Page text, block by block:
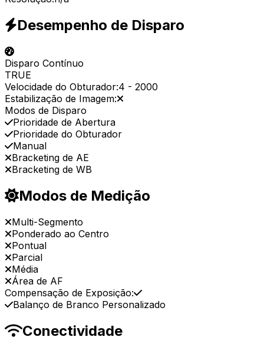
Desempenho de Disparo
Disparo Contínuo
TRUE
Velocidade do Obturador:4 - 2000
Estabilização de Imagem:
Modos de Disparo
Prioridade de Abertura
Prioridade do Obturador
Manual
Bracketing de AE
Bracketing de WB
Modos de Medição
Multi-Segmento
Ponderado ao Centro
Pontual
Parcial
Média
Área de AF
Compensação de Exposição:
Balanço de Branco Personalizado
Conectividade